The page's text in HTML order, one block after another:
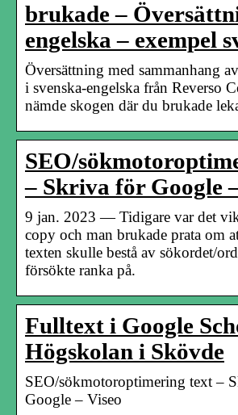
brukade –
engelska – exempel
Översättning med sammanhang
i svenska-engelska från Reverso
nämde skogen där du brukade
SEO/
– Skriva för Google
9 jan. 2023 — Tidigare var det
copy och man brukade prata om
texten skulle bestå av sökordet/
försökte ranka på.
Fulltext i Google
Högskolan i Skövde
SEO/sökmotoroptimering text –
Google – Viseo